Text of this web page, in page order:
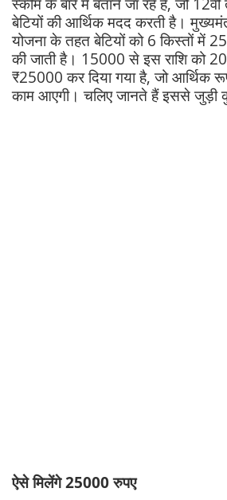
बेटियों की आर्थिक मदद करती है।
योजना के तहत बेटियों को 6 किस्तों में
की जाती है। 15000 से इस राशि को
₹25000 कर दिया गया है, जो आर्थिक
काम आएगी। चलिए जानते हैं इससे जुड़ी
ऐसे मिलेंगे 25000 रुपए